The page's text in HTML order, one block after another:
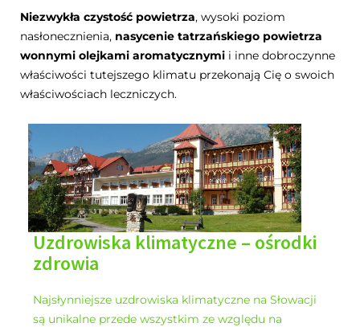
Niezwykła czystość powietrza, wysoki poziom
nasłonecznienia, nasycenie tatrzańskiego powietrza
wonnymi olejkami aromatycznymii inne dobroczynne
właściwości tutejszego klimatu przekonają Cię o swoich
właściwościach leczniczych.
Uzdrowiska klimatyczne – ośrodki
zdrowia
Najsłynniejsze uzdrowiska klimatyczne na Słowacji
są unikalne przede wszystkim ze względu na